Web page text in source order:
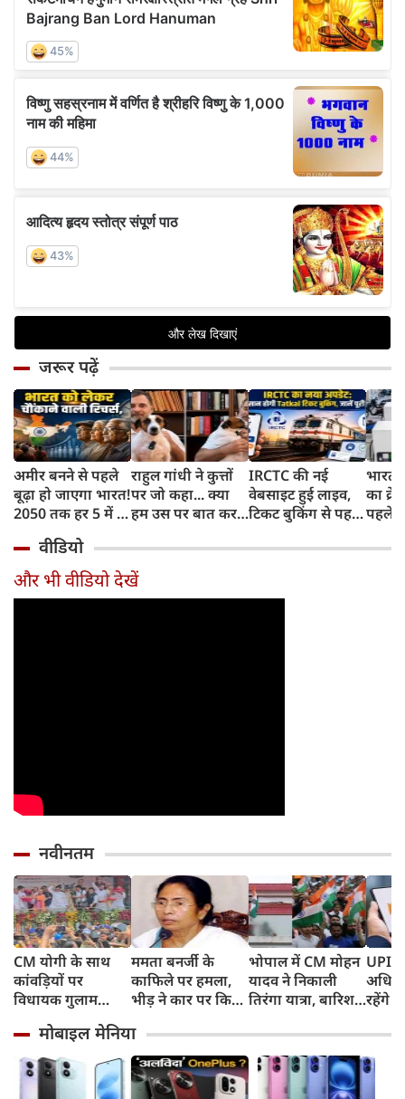
जरूर पढ़ें
अमीर बनने से पहले
बूढ़ा हो जाएगा भारत!
2050 तक हर 5 में 1
साल से ज्यादा उम्र का
राहुल गांधी ने कुत्तों
पर जो कहा... क्या
हम उस पर बात कर
IRCTC की नई
वेबसाइट हुई लाइव,
टिकट बुकिंग से पहले
काम, जानें पूरा
भारत
का
पहले
और
वीडियो
और भी वीडियो देखें
नवीनतम
CM योगी के साथ
कांवड़ियों पर
विधायक गुलाम
फूल, UP में सियासत
गरमाई, AIMIM ने
उठाए सवाल
ममता बनर्जी के
काफिले पर हमला,
भीड़ ने कार पर किया
पुलिस पर लगा यह
आरोप
भोपाल में CM मोहन
यादव ने निकाली
तिरंगा यात्रा, बारिश
ने दिखाया देशभक्ति
का जज्बा
UPI
रहेंगे
ने
मोबाइल मेनिया